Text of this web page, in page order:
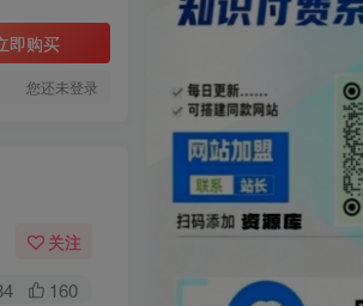
即购买
您还未登录
关注
160